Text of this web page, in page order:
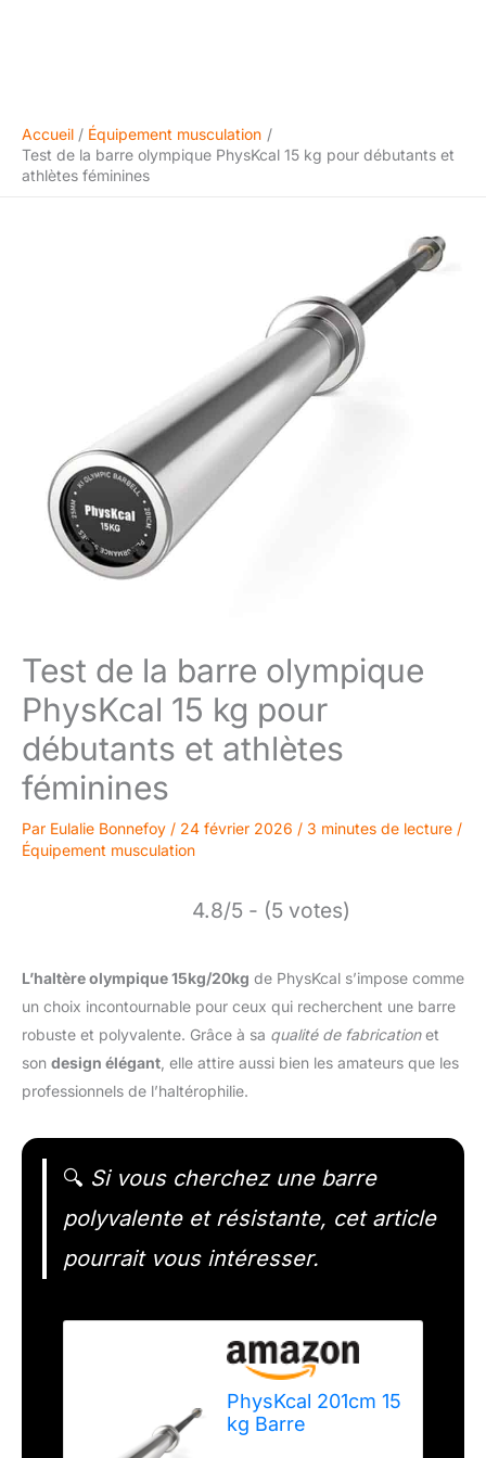
Accueil
Équipement musculation
Test de la barre olympique PhysKcal 15 kg pour débutants et
athlètes féminines
Test de la barre olympique
PhysKcal 15 kg pour
débutants et athlètes
féminines
Par Eulalie Bonnefoy / 24 février 2026 / 3 minutes de lecture /
Équipement musculation
4.8/5 - (5 votes)
L’haltère olympique 15kg/20kg de PhysKcal s’impose comme
un choix incontournable pour ceux qui recherchent une barre
robuste et polyvalente. Grâce à sa qualité de fabricationet
son design élégant , elle attire aussi bien les amateurs que les
professionnels de l’haltérophilie.
🔍 Si vous cherchez une barre
polyvalente et résistante, cet article
pourrait vous intéresser.
PhysKcal 201cm 15
kg Barre